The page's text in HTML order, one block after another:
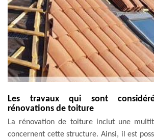
Les travaux qui sont
rénovations de toiture
La rénovation de toiture inclut une
concernent cette structure. Ainsi, il est